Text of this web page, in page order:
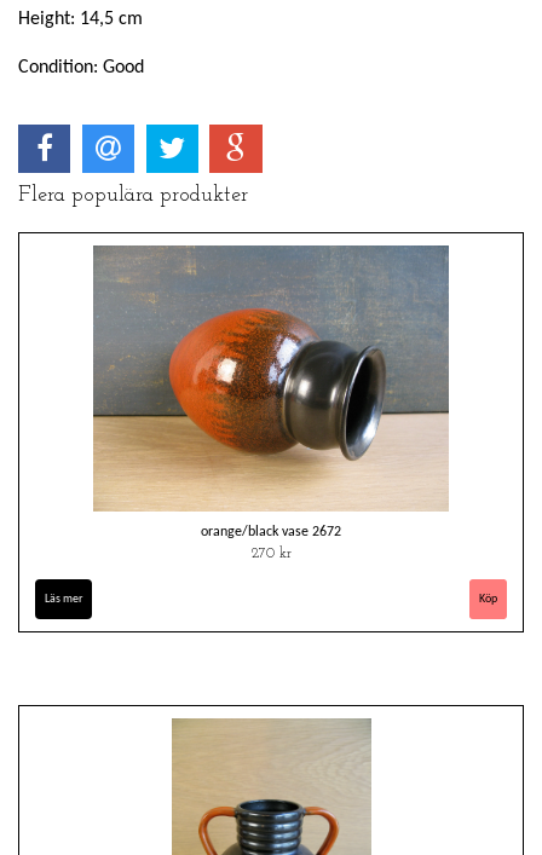
Height: 14,5 cm
Condition: Good
Flera populära produkter
orange/black vase 2672
270 kr
Läs mer